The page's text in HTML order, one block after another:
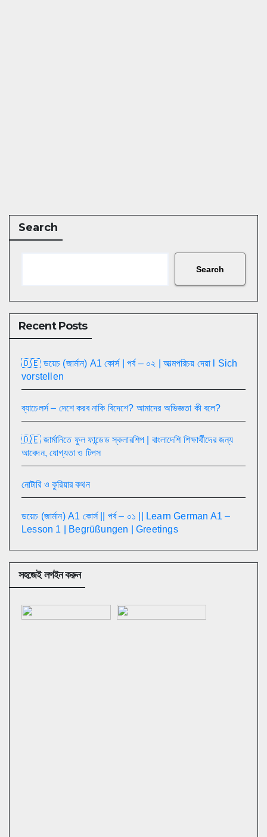
Search
Search
Recent Posts
🇩🇪 ডয়েচ (জার্মান) A1 কোর্স | পর্ব – ০২ | আত্মপরিচয় দেয়া l Sich
vorstellen
ব্যাচেলর্স – দেশে করব নাকি বিদেশে? আমাদের অভিজ্ঞতা কী বলে?
🇩🇪 জার্মানিতে ফুল ফান্ডেড স্কলারশিপ | বাংলাদেশি শিক্ষার্থীদের জন্য
আবেদন, যোগ্যতা ও টিপস
নোটারি ও কুরিয়ার কথন
ডয়েচ (জার্মান) A1 কোর্স || পর্ব – ০১ || Learn German A1 –
Lesson 1 | Begrüßungen | Greetings
সহজেই লগইন করুন